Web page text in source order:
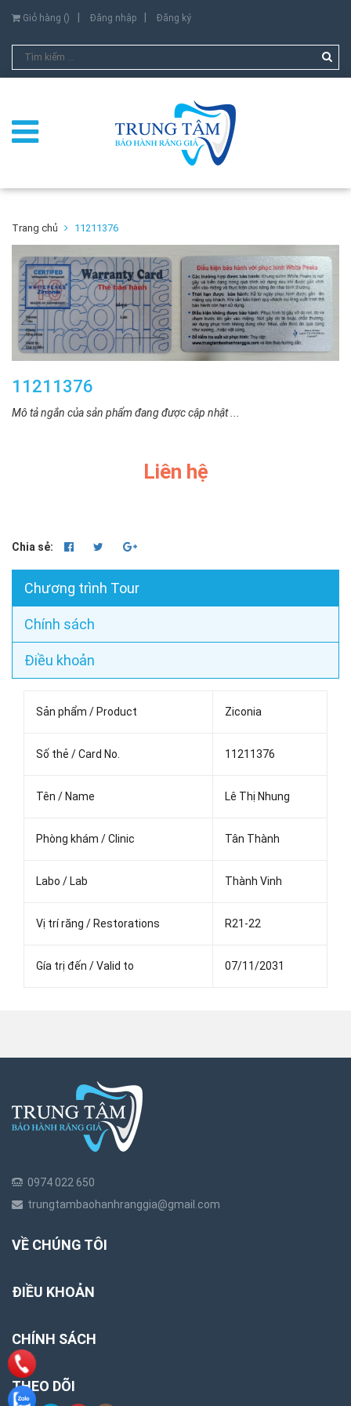
Giỏ hàng () Đăng nhập Đăng ký
Trang chủ 11211376
11211376
Mô tả ngắn của sản phẩm đang được cập nhật ...
Liên hệ
Chia sẻ:
Chương trình Tour
Chính sách
Điều khoản
Sản phẩm / Product Ziconia
Số thẻ / Card No. 11211376
Tên / Name Lê Thị Nhung
Phòng khám / Clinic Tân Thành
Labo / Lab Thành Vinh
Vị trí răng / Restorations R21-22
Gía trị đến / Valid to 07/11/2031
0974 022 650
trungtambaohanhranggia@gmail.com
VỀ CHÚNG TÔI
ĐIỀU KHOẢN
CHÍNH SÁCH
THEO DÕI